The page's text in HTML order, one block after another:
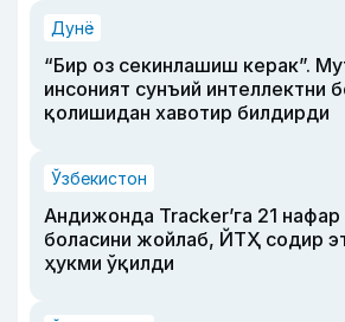
Дунё
“Бир оз секинлашиш керак”.
инсоният сунъий интеллектни
қолишидан хавотир билдирди
Ўзбекистон
Андижонда Tracker’га 21 нафар
боласини жойлаб, ЙТҲ содир
ҳукми ўқилди